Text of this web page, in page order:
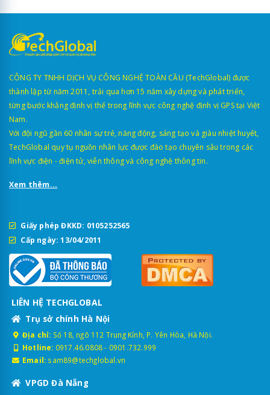
CÔNG TY TNHH DỊCH VỤ CÔNG NGHỆ TOÀN CẦU (TechGlobal) được
thành lập từ năm 2011, trải qua hơn 15 năm xây dựng và phát triển,
từng bước khẳng định vị thế trong lĩnh vực công nghệ định vị GPS tại Việt
Nam.
Với đội ngũ gần 60 nhân sự trẻ, năng động, sáng tạo và giàu nhiệt huyết,
TechGlobal quy tụ nguồn nhân lực được đào tạo chuyên sâu trong các
lĩnh vực điện - điện tử, viễn thông và công nghệ thông tin.
Xem thêm...
Giấy phép ĐKKD: 0105252565
Cấp ngày: 13/04/2011
LIÊN HỆ TECHGLOBAL
Trụ sở chính Hà Nội
Địa chỉ: Số 18, ngõ 112 Trung Kính, P. Yên Hòa, Hà Nội.
Hotline: 0917.46.0808- 0901.732.999
Email: sam89@techglobal.vn
VPGD Đà Nẵng